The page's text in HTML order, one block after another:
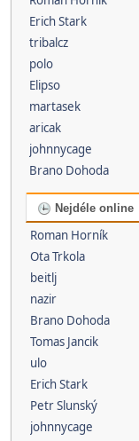
Erich Stark
tribalcz
polo
Elipso
martasek
aricak
johnnycage
Brano Dohoda
Nejdéle online
Roman Horník
Ota Trkola
beitlj
nazir
Brano Dohoda
Tomas Jancik
ulo
Erich Stark
Petr Slunský
johnnycage